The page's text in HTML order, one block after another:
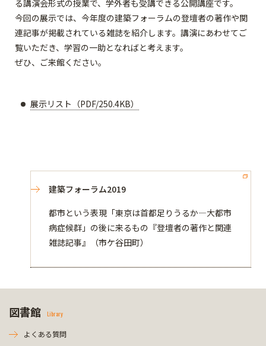
る講演会形式の授業で、学外者も受講できる公開講座です。
今回の展示では、今年度の建築フォーラムの登壇者の著作や関
連記事が掲載されている雑誌を紹介します。講演にあわせてご
覧いただき、学習の一助となればと考えます。
ぜひ、ご来館ください。
展示リスト（PDF/250.4KB）
建築フォーラム2019
都市という表現「東京は首都足りうるか―大都市
病症候群」の後に来るもの『登壇者の著作と関連
雑誌記事』（市ケ谷田町）
図書館 Library
よくある質問